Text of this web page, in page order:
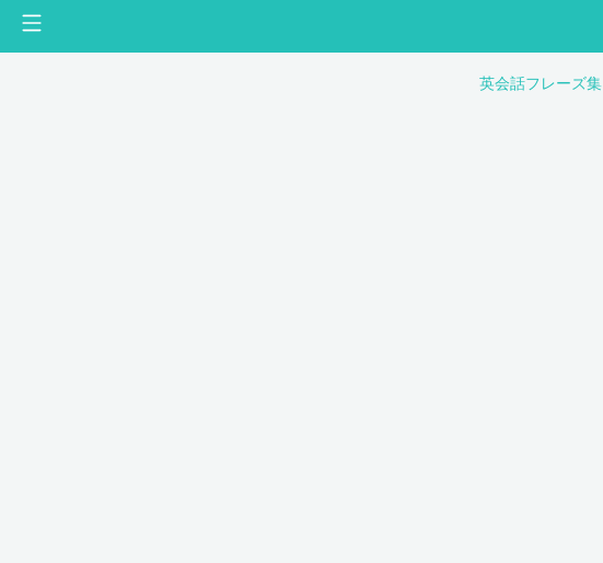
英会話フレーズ集